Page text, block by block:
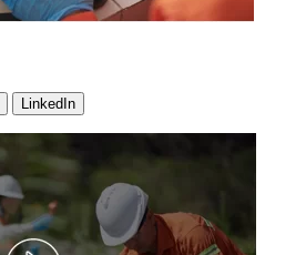
LinkedIn